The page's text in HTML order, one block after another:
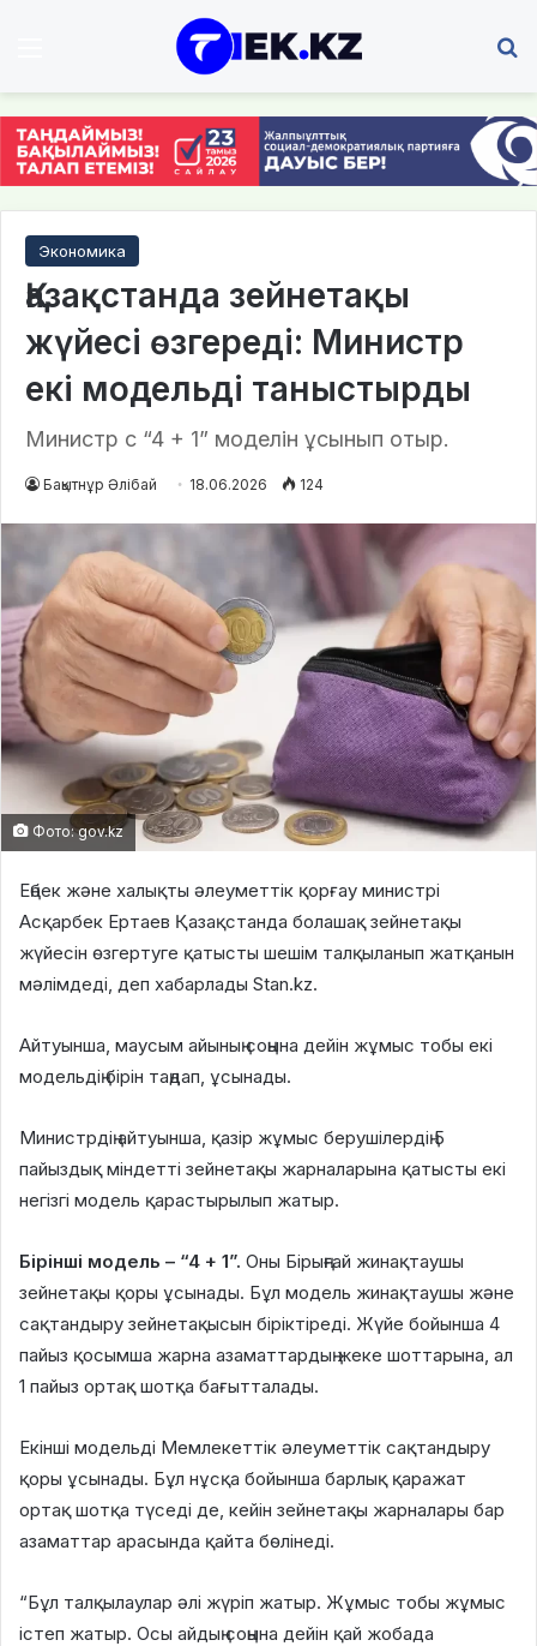
Экономика
Қазақстанда зейнетақы
жүйесі өзгереді: Министр
екі модельді таныстырды
Министр с “4 + 1” моделін ұсынып отыр.
Бақытнұр Әлібай 18.06.2026 124
Фото: gov.kz
Еңбек және халықты әлеуметтік қорғау министрі
Асқарбек Ертаев Қазақстанда болашақ зейнетақы
жүйесін өзгертуге қатысты шешім талқыланып жатқанын
мәлімдеді, деп хабарлады Stan.kz.
Айтуынша, маусым айының соңына дейін жұмыс тобы екі
модельдің бірін таңдап, ұсынады.
Министрдің айтуынша, қазір жұмыс берушілердің 5
пайыздық міндетті зейнетақы жарналарына қатысты екі
негізгі модель қарастырылып жатыр.
Бірінші модель – “4 + 1”. Оны Бірыңғай жинақтаушы
зейнетақы қоры ұсынады. Бұл модель жинақтаушы және
сақтандыру зейнетақысын біріктіреді. Жүйе бойынша 4
пайыз қосымша жарна азаматтардың жеке шоттарына, ал
1 пайыз ортақ шотқа бағытталады.
Екінші модельді Мемлекеттік әлеуметтік сақтандыру
қоры ұсынады. Бұл нұсқа бойынша барлық қаражат
ортақ шотқа түседі де, кейін зейнетақы жарналары бар
азаматтар арасында қайта бөлінеді.
“Бұл талқылаулар әлі жүріп жатыр. Жұмыс тобы жұмыс
істеп жатыр. Осы айдың соңына дейін қай жобада